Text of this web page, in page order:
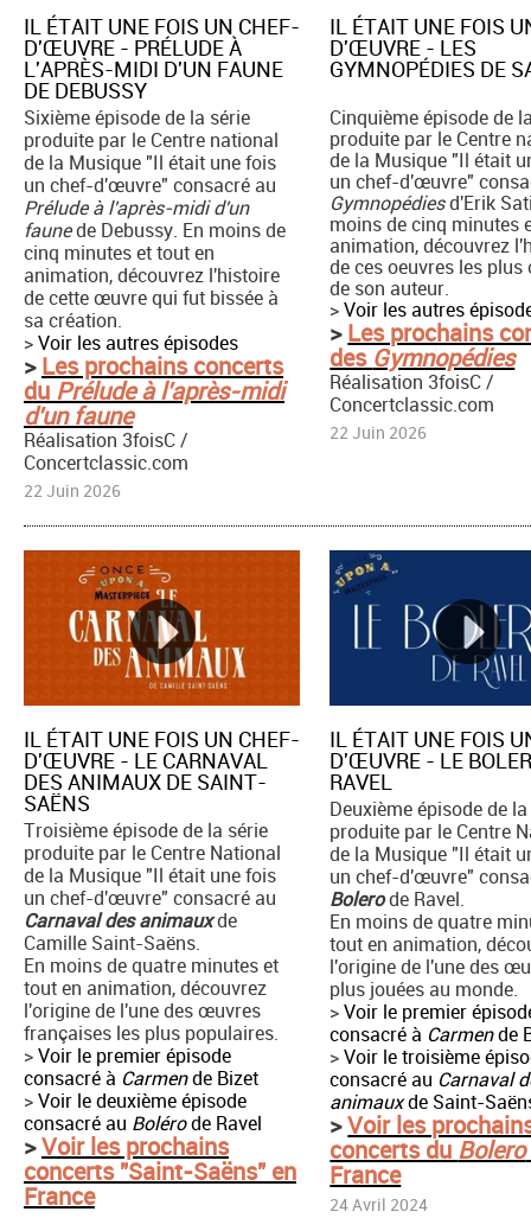
IL ÉTAIT UNE FOIS UN CHEF-
D'ŒUVRE - PRÉLUDE À
L'APRÈS-MIDI D'UN FAUNE
DE DEBUSSY
Sixième épisode de la série
produite par le Centre national
de la Musique "Il était une fois
un chef-d'œuvre" consacré au
Prélude à l'après-midi d'un
faunede Debussy. En moins de
cinq minutes et tout en
animation, découvrez l'histoire
de cette œuvre qui fut bissée à
sa création.
>Voir les autres épisodes
>Les prochains concerts
du Prélude à l'après-midi
d'un faune
Réalisation 3foisC /
Concertclassic.com
22 Juin 2026
IL ÉTAIT UNE FOIS
D'ŒUVRE - LES
GYMNOPÉDIES DE
Cinquième épisode de
produite par le Centre
de la Musique "Il était
un chef-d'œuvre"
Gymnopédiesd'Erik
moins de cinq minutes
animation, découvrez
de ces oeuvres les plus
de son auteur.
>Voir les autres
>Les prochains
des Gymnopédies
Réalisation 3foisC /
Concertclassic.com
22 Juin 2026
IL ÉTAIT UNE FOIS UN CHEF-
D'ŒUVRE - LE CARNAVAL
DES ANIMAUX DE SAINT-
SAËNS
Troisième épisode de la série
produite par le Centre National
de la Musique "Il était une fois
un chef-d'œuvre" consacré au
Carnaval des animauxde
Camille Saint-Saëns.
En moins de quatre minutes et
tout en animation, découvrez
l'origine de l'une des œuvres
françaises les plus populaires.
>Voir le premier épisode
consacré à Carmende Bizet
>Voir le deuxième épisode
consacré au Bolérode Ravel
>Voir les prochains
concerts "Saint-Saëns" en
France
IL ÉTAIT UNE FOIS
D'ŒUVRE - LE
RAVEL
Deuxième épisode de
produite par le Centre
de la Musique "Il était
un chef-d'œuvre"
Bolerode Ravel.
En moins de quatre
tout en animation,
l'origine de l'une des
plus jouées au monde.
>Voir le premier
consacré à Carmende
>Voir le troisième
consacré au Carnaval
animauxde Saint-
>Voir les
concerts du Bolero
France
24 Avril 2024